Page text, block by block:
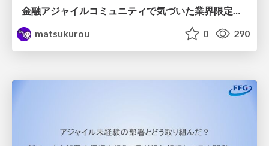
金融アジャイルコミュニティで気づいた業界限定コミュニティの良さ / Advantages of industry-specific communities
matsukurou
0 290